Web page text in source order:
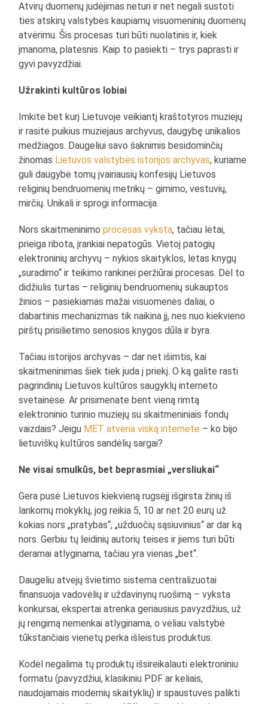
Atvirų duomenų judėjimas neturi ir net negali sustoti
ties atskirų valstybės kaupiamų visuomeninių duomenų
atvėrimu. Šis procesas turi būti nuolatinis ir, kiek
įmanoma, platesnis. Kaip to pasiekti – trys paprasti ir
gyvi pavyzdžiai.
Užrakinti kultūros lobiai
Imkite bet kurį Lietuvoje veikiantį kraštotyros muziejų
ir rasite puikius muziejaus archyvus, daugybę unikalios
medžiagos. Daugeliui savo šaknimis besidominčių
žinomas Lietuvos valstybės istorijos archyvas, kuriame
guli daugybė tomų įvairiausių konfesijų Lietuvos
religinių bendruomenių metrikų – gimimo, vestuvių,
mirčių. Unikali ir sprogi informacija.
Nors skaitmeninimoprocesas vyksta, tačiau lėtai,
prieiga ribota, įrankiai nepatogūs. Vietoj patogių
elektroninių archyvų – nykios skaityklos, lėtas knygų
„suradimo“ ir teikimo rankinei peržiūrai procesas. Dėl to
didžiulis turtas – religinių bendruomenių sukauptos
žinios – pasiekiamas mažai visuomenės daliai, o
dabartinis mechanizmas tik naikina jį, nes nuo kiekvieno
pirštų prisilietimo senosios knygos dūla ir byra.
Tačiau istorijos archyvas – dar net išimtis, kai
skaitmeninimas šiek tiek juda į priekį. O ką galite rasti
pagrindinių Lietuvos kultūros saugyklų interneto
svetainėse. Ar prisimenate bent vieną rimtą
elektroninio turinio muziejų su skaitmeniniais fondų
vaizdais? Jeigu MET atveria viską internete – ko bijo
lietuviškų kultūros sandėlių sargai?
Ne visai smulkūs, bet beprasmiai „versliukai“
Gera pusė Lietuvos kiekvieną rugsėjį išgirsta žinių iš
lankomų mokyklų, jog reikia 5, 10 ar net 20 eurų už
kokias nors „pratybas“, „užduočių sąsiuvinius“ ar dar ką
nors. Gerbiu tų leidinių autorių teises ir jiems turi būti
deramai atlyginama, tačiau yra vienas „bet“.
Daugeliu atvejų švietimo sistema centralizuotai
finansuoja vadovėlių ir uždavinynų ruošimą – vyksta
konkursai, ekspertai atrenka geriausius pavyzdžius, už
jų rengimą nemenkai atlyginama, o vėliau valstybė
tūkstančiais vienetų perka išleistus produktus.
Kodėl negalima tų produktų išsireikalauti elektroniniu
formatu (pavyzdžiui, klasikiniu PDF ar keliais,
naudojamais modernių skaityklių) ir spaustuves palikti